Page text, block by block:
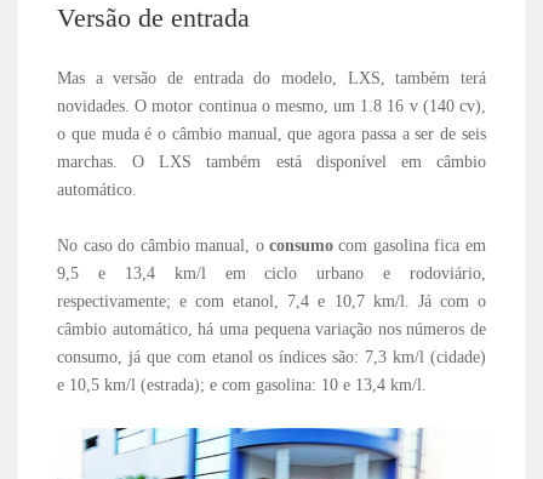
Versão de entrada
Mas a versão de entrada do modelo, LXS, também terá
novidades. O motor continua o mesmo, um 1.8 16 v (140 cv),
o que muda é o câmbio manual, que agora passa a ser de seis
marchas. O LXS também está disponível em câmbio
automático.
No caso do câmbio manual, oconsumocom gasolina fica em
9,5 e 13,4 km/l em ciclo urbano e rodoviário,
respectivamente; e com etanol, 7,4 e 10,7 km/l. Já com o
câmbio automático, há uma pequena variação nos números de
consumo, já que com etanol os índices são: 7,3 km/l (cidade)
e 10,5 km/l (estrada); e com gasolina: 10 e 13,4 km/l.